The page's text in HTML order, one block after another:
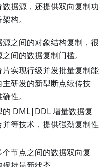
据源，还提供双向复制功
构。
之间的对象结构复制，很
间的数据复制门槛。
实现行级并发批量复制能
研发的新型断点续传技
性。
DML|DDL 增量数据复
等技术，提供强劲复制性
节点之间的数据双向复